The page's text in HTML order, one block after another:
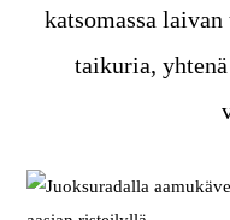
katsomassa
taikuria,